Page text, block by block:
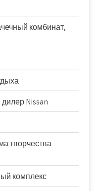
комбинат,
Nissan
творчества
комплекс